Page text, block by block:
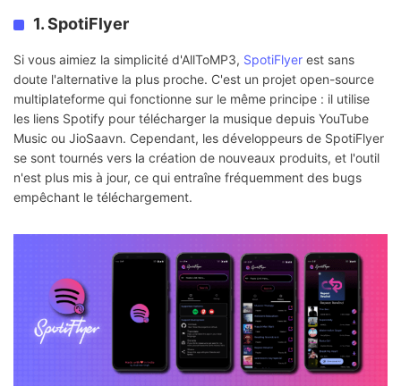
1. SpotiFlyer
Si vous aimiez la simplicité d'AllToMP3, SpotiFlyer est sans
doute l'alternative la plus proche. C'est un projet open-source
multiplateforme qui fonctionne sur le même principe : il utilise
les liens Spotify pour télécharger la musique depuis YouTube
Music ou JioSaavn. Cependant, les développeurs de SpotiFlyer
se sont tournés vers la création de nouveaux produits, et l'outil
n'est plus mis à jour, ce qui entraîne fréquemment des bugs
empêchant le téléchargement.